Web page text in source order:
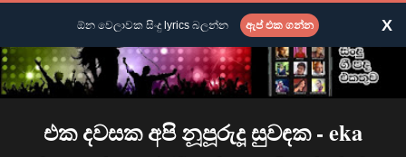
එක දවසක අපි නූපූරුදූ සුවඳක - eka
ඕන වෙලාවක සිංදු lyrics බලන්න ඇප් එක ගන්න X